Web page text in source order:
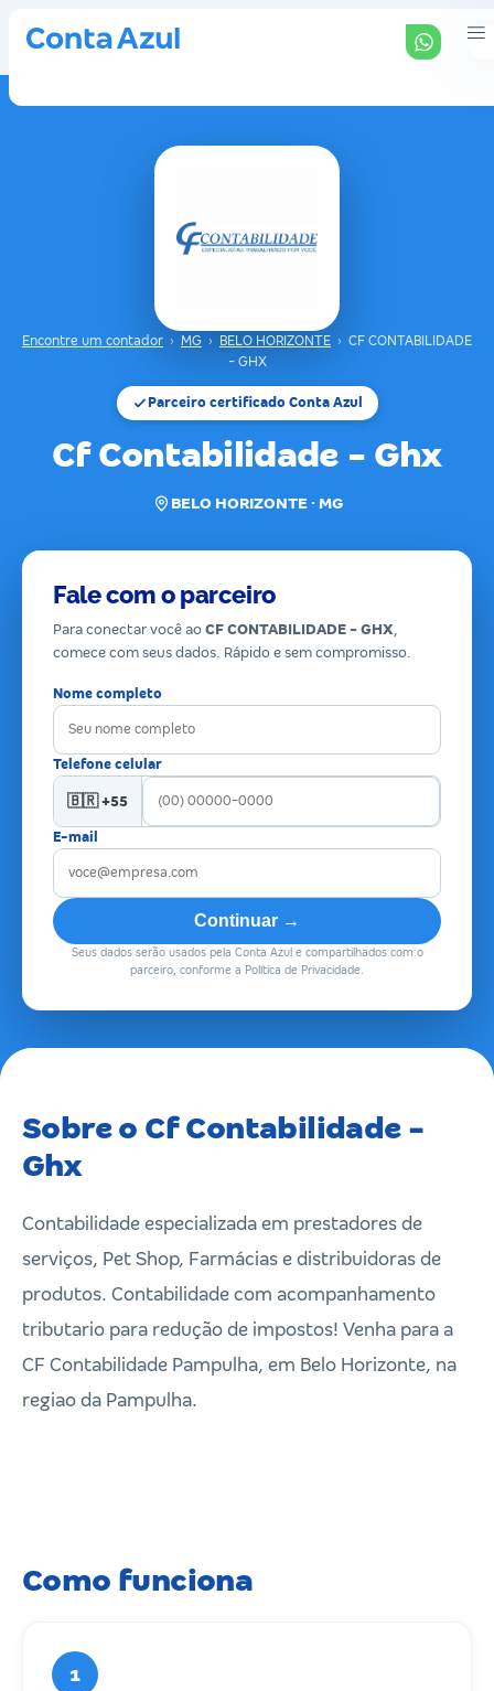
Encontre um contador › MG › BELO HORIZONTE › CF CONTABILIDADE
- GHX
Parceiro certificado Conta Azul
Cf Contabilidade - Ghx
BELO HORIZONTE · MG
Fale com o parceiro
Para conectar você ao CF CONTABILIDADE - GHX,
comece com seus dados. Rápido e sem compromisso.
Nome completo
Telefone celular
🇧🇷 +55
E-mail
Continuar →
Seus dados serão usados pela Conta Azul e compartilhados com o
parceiro, conforme a Política de Privacidade.
Sobre o Cf Contabilidade -
Ghx
Contabilidade especializada em prestadores de
serviços, Pet Shop, Farmácias e distribuidoras de
produtos. Contabilidade com acompanhamento
tributario para redução de impostos! Venha para a
CF Contabilidade Pampulha, em Belo Horizonte, na
regiao da Pampulha.
Como funciona
1